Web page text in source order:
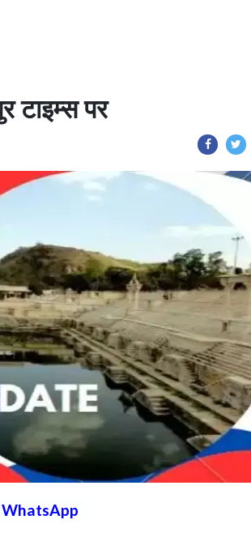
टाइम्स पर
WhatsApp